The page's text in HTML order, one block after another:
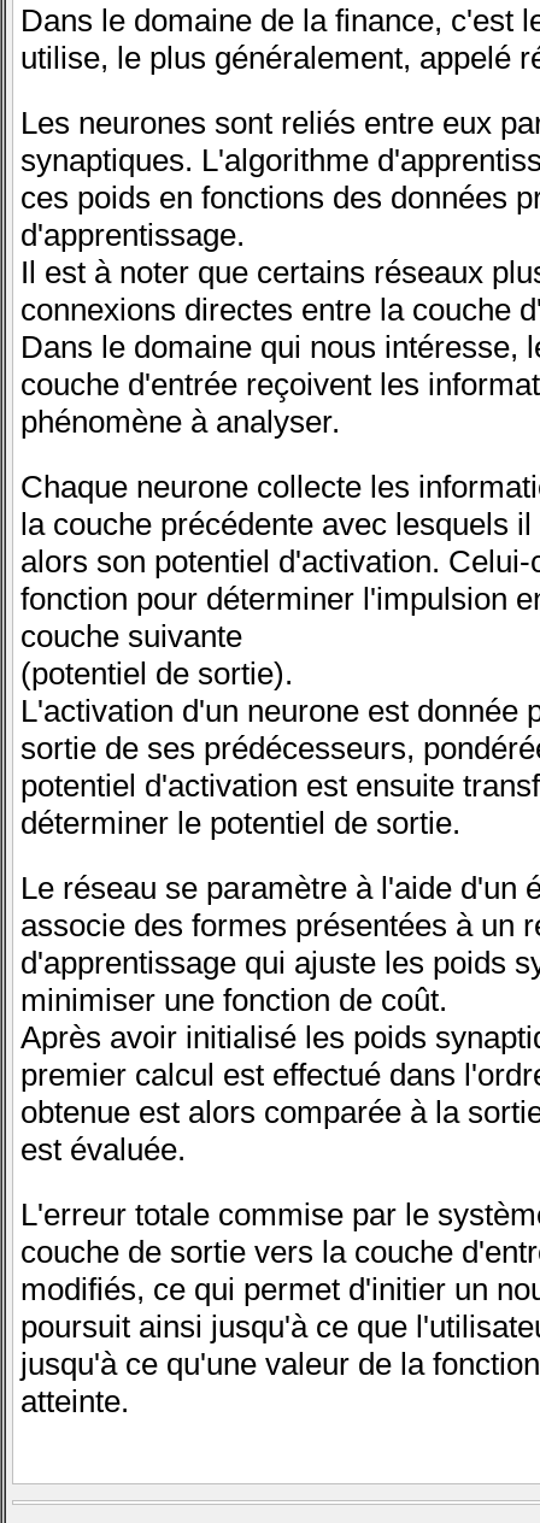
Dans le domaine de la finance, c'est
utilise, le plus généralement, appelé
Les neurones sont reliés entre eux
synaptiques. L'algorithme
ces poids en fonctions des données
d'apprentissage.
Il est à noter que certains réseaux
connexions directes entre la couche
Dans le domaine qui nous intéresse,
couche d'entrée reçoivent les
phénomène à analyser.
Chaque neurone collecte les
la couche précédente avec lesquels
alors son potentiel d'activation.
fonction pour déterminer l'impulsion
couche suivante
(potentiel de sortie).
L'activation d'un neurone est donnée
sortie de ses prédécesseurs,
potentiel d'activation est ensuite
déterminer le potentiel de sortie.
Le réseau se paramètre à l'aide d'un
associe des formes présentées à un
d'apprentissage qui ajuste les poids
minimiser une fonction de coût.
Après avoir initialisé les poids
premier calcul est effectué dans
obtenue est alors comparée à la
est évaluée.
L'erreur totale commise par le
couche de sortie vers la couche
modifiés, ce qui permet d'initier un
poursuit ainsi jusqu'à ce que
jusqu'à ce qu'une valeur de la
atteinte.